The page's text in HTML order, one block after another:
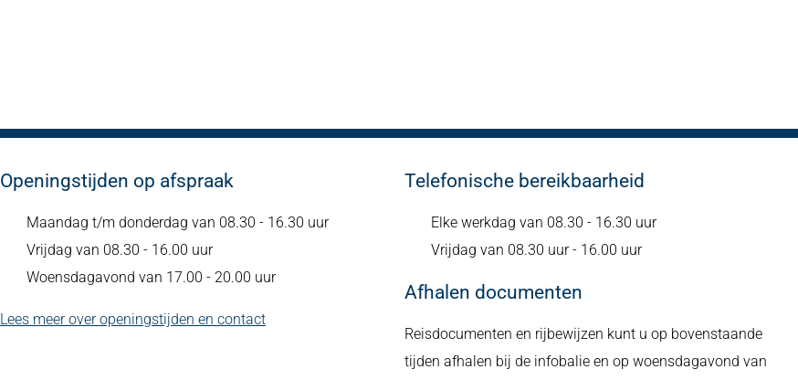
Openingstijden op afspraak
Maandag t/m donderdag van 08.30 - 16.30 uur
Vrijdag van 08.30 - 16.00 uur
Woensdagavond van 17.00 - 20.00 uur
Lees meer over openingstijden en contact
Telefonische bereikbaarheid
Elke werkdag van 08.30 - 16.30 uur
Vrijdag van 08.30 uur - 16.00 uur
Afhalen documenten
Reisdocumenten en rijbewijzen kunt u op bovenstaande
tijden afhalen bij de infobalie en op woensdagavond van